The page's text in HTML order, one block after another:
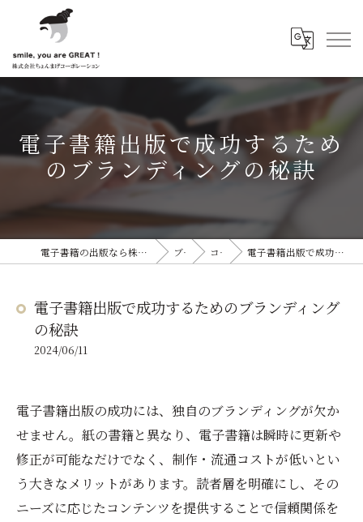
電子書籍出版で成功するため
のブランディングの秘訣
電子書籍の出版なら株式会社ちょんまげコーポレーション ブログ コラム 電子書籍出版で成功するためのブランディングの秘訣
電子書籍出版で成功するためのブランディング
の秘訣
2024/06/11
電子書籍出版の成功には、独自のブランディングが欠か
せません。紙の書籍と異なり、電子書籍は瞬時に更新や
修正が可能なだけでなく、制作・流通コストが低いとい
う大きなメリットがあります。読者層を明確にし、その
ニーズに応じたコンテンツを提供することで信頼関係を